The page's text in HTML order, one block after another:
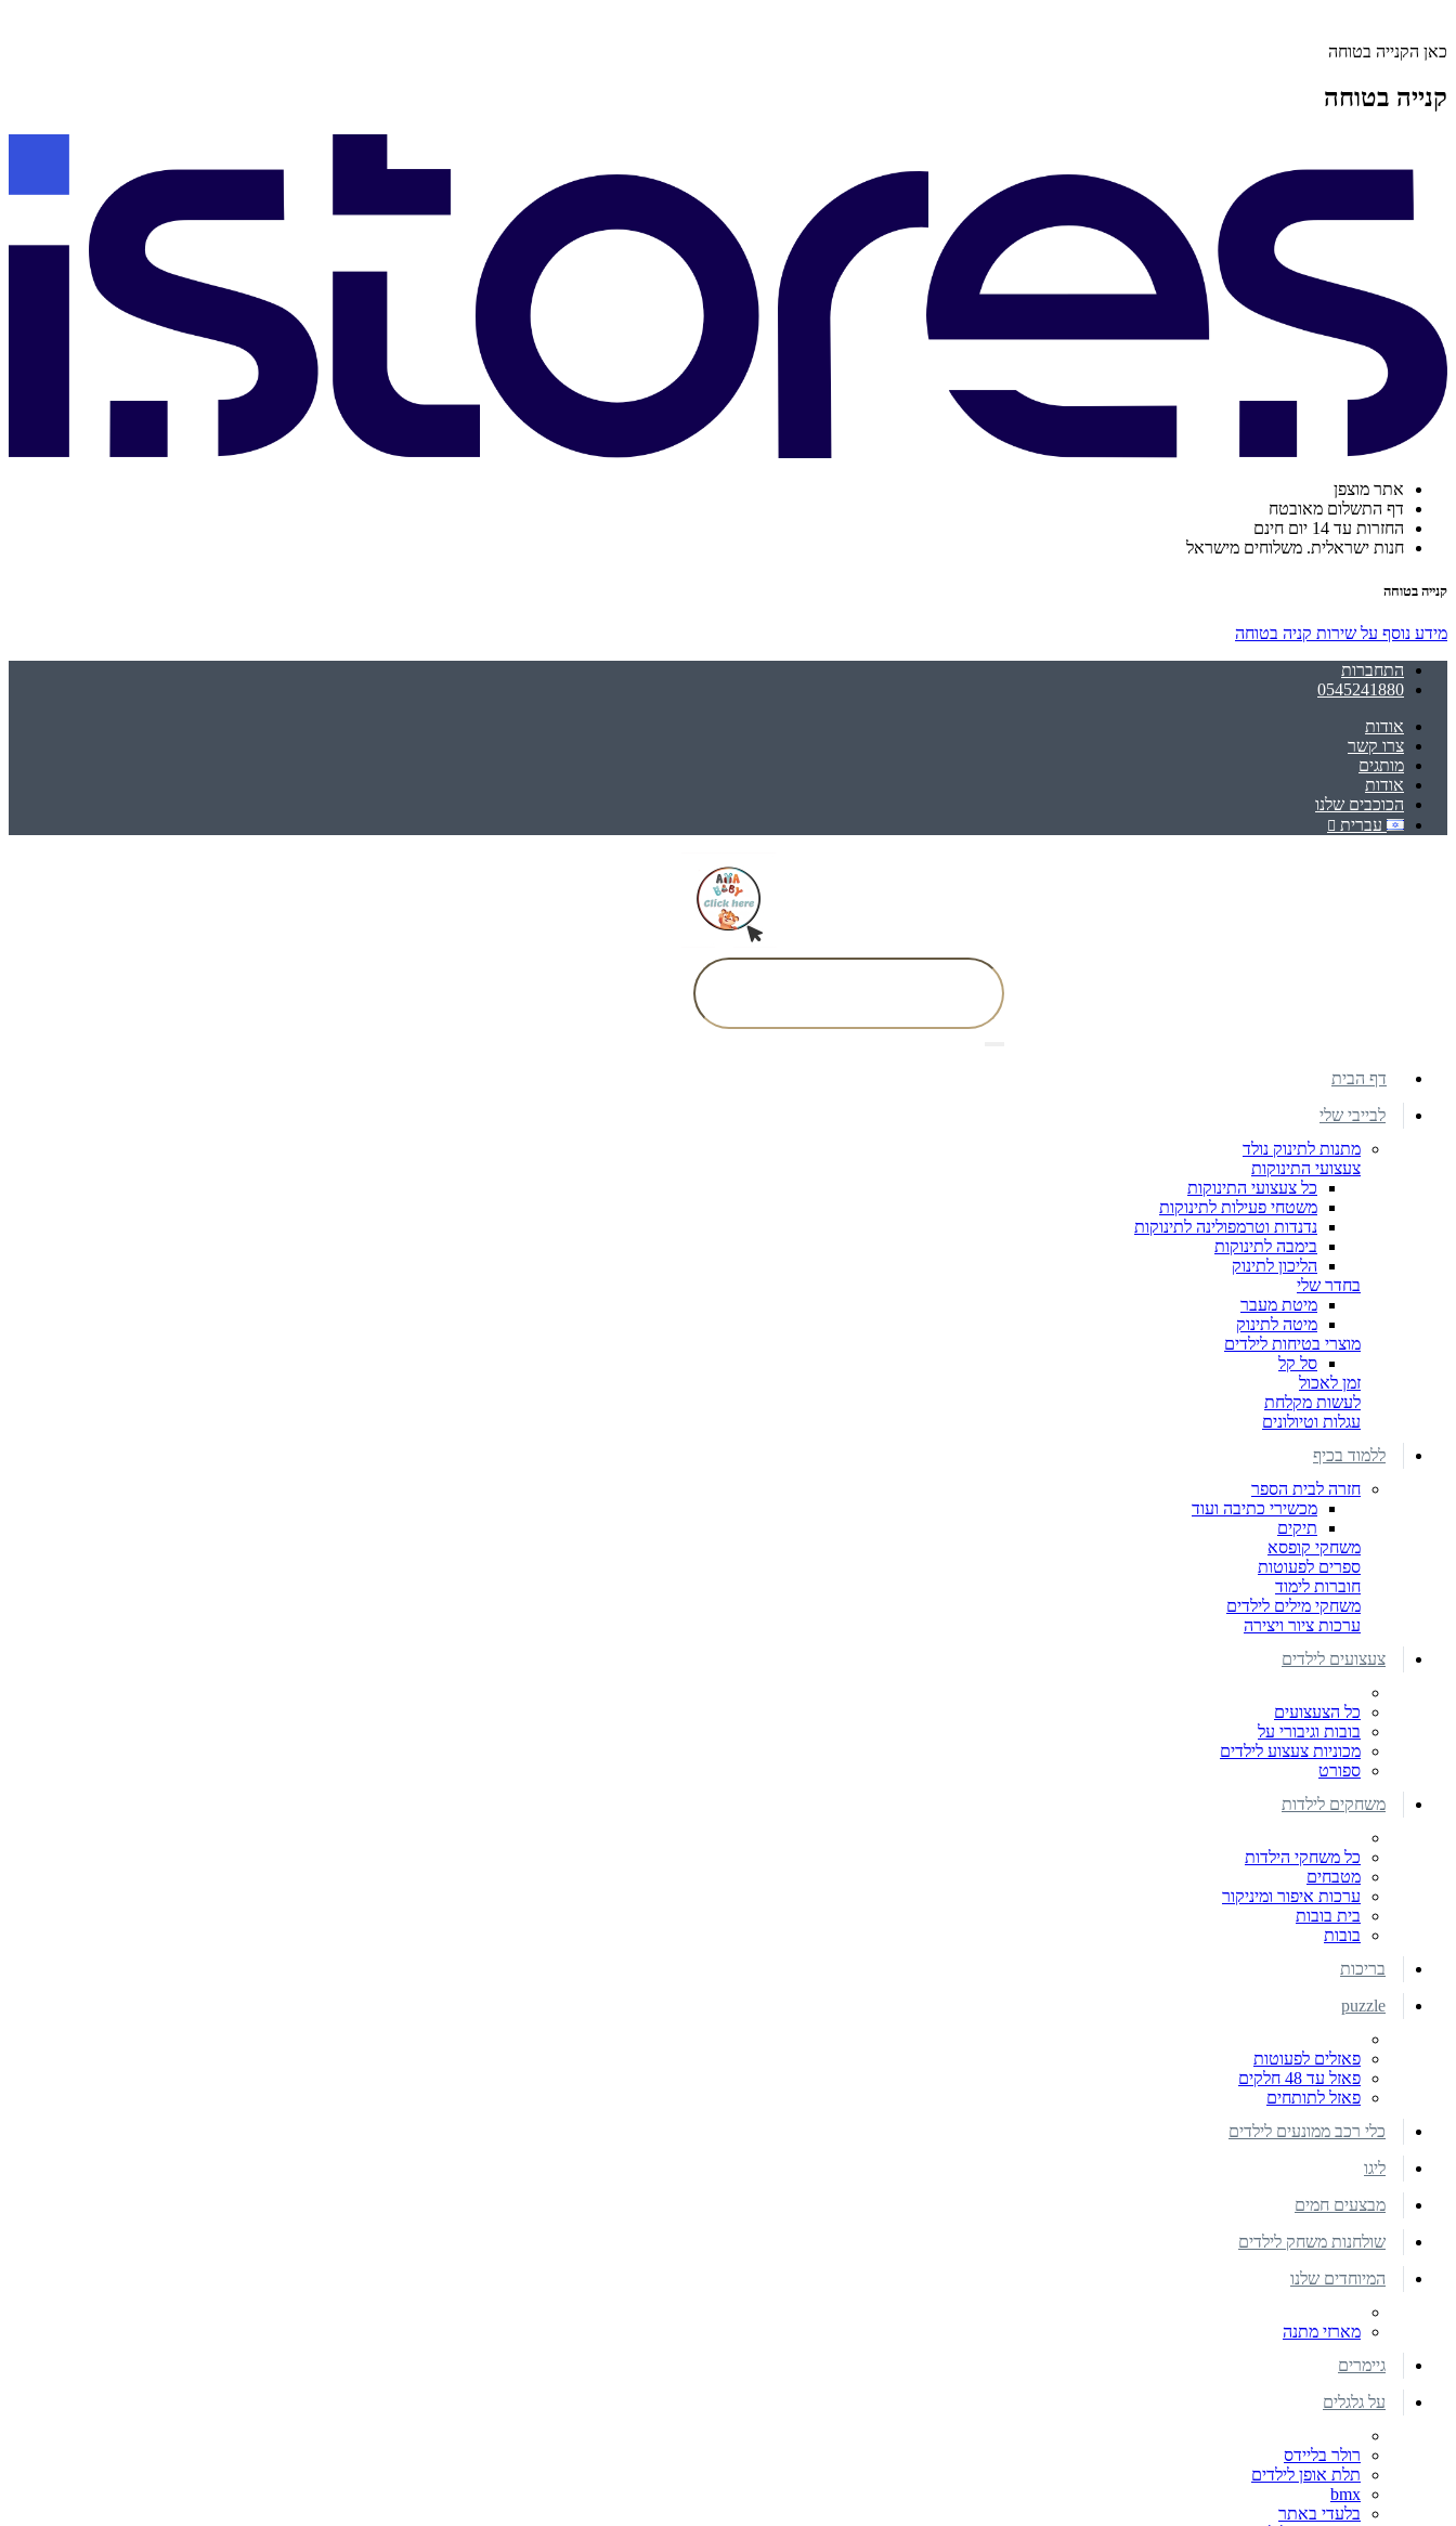
כאן הקנייה בטוחה
קנייה בטוחה
אתר מוצפן
דף התשלום מאובטח
החזרות עד 14 יום חינם
חנות ישראלית. משלוחים מישראל
קנייה בטוחה
מידע נוסף על שירות קניה בטוחה
התחברות
0545241880
אודות
צרו קשר
מותגים
אודות
הכוכבים שלנו
עברית
דף הבית
לבייבי שלי
מתנות לתינוק נולד
צעצועי התינוקות
כל צעצועי התינוקות
משטחי פעילות לתינוקות
נדנדות וטרמפולינה לתינוקות
בימבה לתינוקות
הליכון לתינוק
בחדר שלי
מיטת מעבר
מיטה לתינוק
מוצרי בטיחות לילדים
סל קל
זמן לאכול
לעשות מקלחת
עגלות וטיולונים
ללמוד בכיף
חזרה לבית הספר
מכשירי כתיבה ועוד
תיקים
משחקי קופסא
ספרים לפעוטות
חוברות לימוד
משחקי מילים לילדים
ערכות ציור ויצירה
צעצועים לילדים
כל הצעצועים
בובות וגיבורי על
מכוניות צעצוע לילדים
ספורט
משחקים לילדות
כל משחקי הילדות
מטבחים
ערכות איפור ומיניקור
בית בובות
בובות
בריכות
puzzle
פאזלים לפעוטות
פאזל עד 48 חלקים
פאזל לתותחים
כלי רכב ממונעים לילדים
ליגו
מבצעים חמים
שולחנות משחק לילדים
המיוחדים שלנו
מארזי מתנה
גיימרים
על גלגלים
רולר בליידס
תלת אופן לילדים
bmx
בלעדי באתר